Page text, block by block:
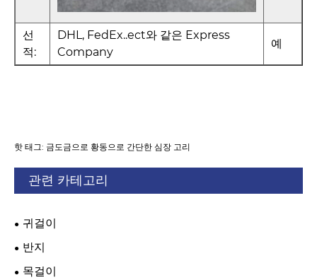
선
적:
DHL, FedEx..ect와 같은 Express
Company
예
핫 태그: 금도금으로 황동으로 간단한 심장 고리
관련 카테고리
귀걸이
반지
목걸이